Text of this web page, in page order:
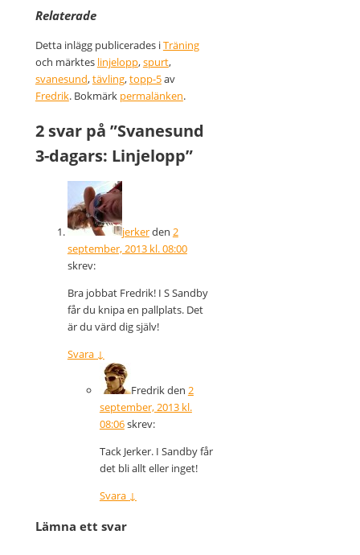
Relaterade
Detta inlägg publicerades iTräning
och märktes linjelopp,spurt,
svanesund,tävling,topp-5av
Fredrik. Bokmärk permalänken.
2 svar på ”Svanesund
3-dagars: Linjelopp”
jerkerden 2
september, 2013 kl. 08:00
skrev:
Bra jobbat Fredrik! I S Sandby
får du knipa en pallplats. Det
är du värd dig själv!
Svara ↓
Fredrikden 2
september, 2013 kl.
08:06skrev:
Tack Jerker. I Sandby får
det bli allt eller inget!
Svara ↓
Lämna ett svar